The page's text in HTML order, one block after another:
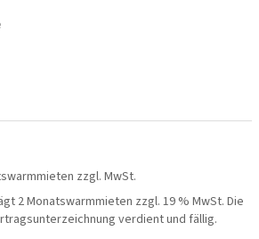
zzgl. MwSt.
2 Monatswarmmieten zzgl. 19 % MwSt. Die
verdient und fällig.